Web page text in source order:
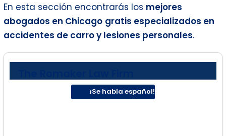
En esta sección encontrarás los mejores
abogados en Chicago gratis especializados en
accidentes de carro y lesiones personales.
¡Se habla español!